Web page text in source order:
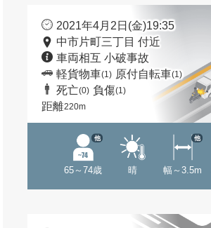
2021年4月2日(金)19:35
中市片町三丁目 付近
車両相互 小破事故
軽貨物車(1) 原付自転車(1)
死亡(0) 負傷(1)
距離220m
65～74歳
他
晴 幅～3.5m
他